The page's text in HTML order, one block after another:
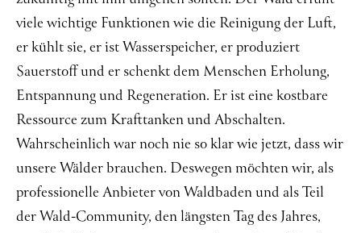
viele wichtige Funktionen wie die Reinigung der Luft,
er kühlt sie, er ist Wasserspeicher, er produziert
Sauerstoff und er schenkt dem Menschen Erholung,
Entspannung und Regeneration. Er ist eine kostbare
Ressource zum Krafttanken und Abschalten.
Wahrscheinlich war noch nie so klar wie jetzt, dass wir
unsere Wälder brauchen. Deswegen möchten wir, als
professionelle Anbieter von Waldbaden und als Teil
der Wald-Community, den längsten Tag des Jahres,